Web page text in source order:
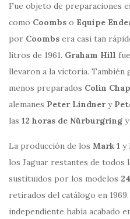
Fue objeto de preparaciones
como Coombs o Equipe
por Coombs era casi tan
litros de 1961. Graham Hill
llevaron a la victoria. También
menos preparados Colin
alemanes Peter Lindnery
las 12 horas de Nürburgring
La producción de los Mark 1 y
los Jaguar restantes de todos
sustituidos por los modelos
retirados del catálogo en
independiente había acabado